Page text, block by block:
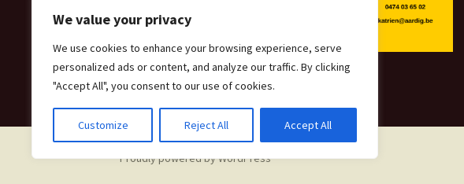
We value your privacy
We use cookies to enhance your browsing experience, serve
personalized ads or content, and analyze our traffic. By clicking
"Accept All", you consent to our use of cookies.
Customize Reject All Accept All
Proudly powered by WordPress